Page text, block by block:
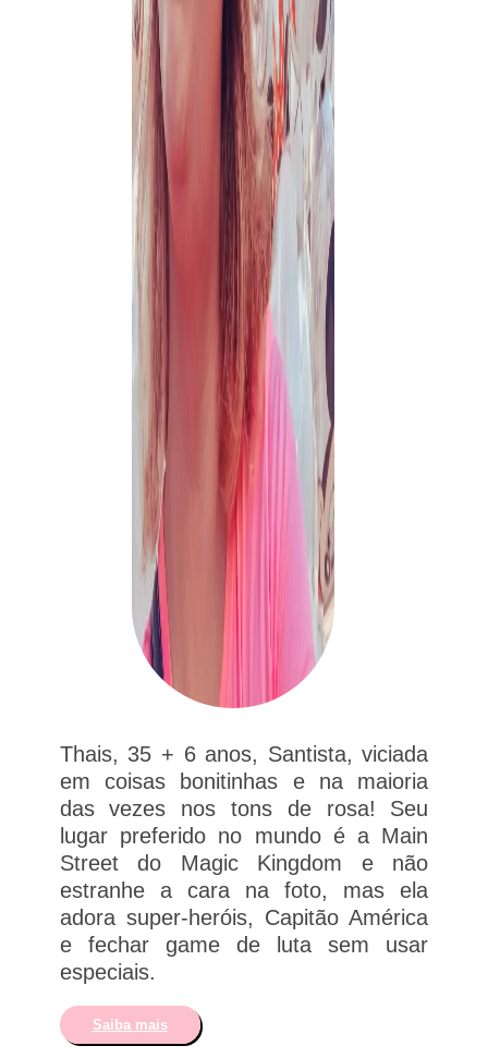
Thais, 35 + 6 anos, Santista, viciada
em coisas bonitinhas e na maioria
das vezes nos tons de rosa! Seu
lugar preferido no mundo é a Main
Street do Magic Kingdom e não
estranhe a cara na foto, mas ela
adora super-heróis, Capitão América
e fechar game de luta sem usar
especiais.
Saiba mais